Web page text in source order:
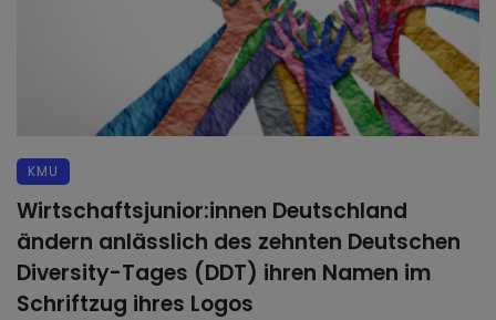
KMU
Wirtschaftsjunior:innen Deutschland
ändern anlässlich des zehnten Deutschen
Diversity-Tages (DDT) ihren Namen im
Schriftzug ihres Logos